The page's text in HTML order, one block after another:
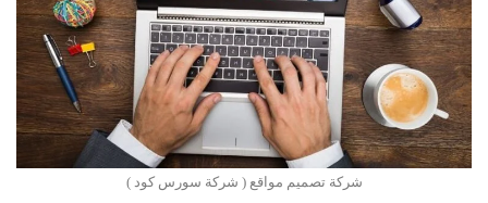
شركة تصميم مواقع ( شركة سورس كود )